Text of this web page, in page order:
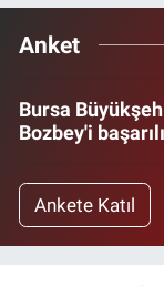
Anket
Bursa
Bozbey'i
Ankete Katıl